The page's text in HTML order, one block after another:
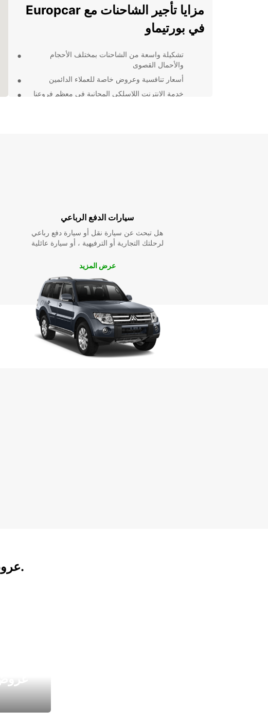
مزايا تأجير الشاحنات مع Europcar
في بورتيماو
تشكيلة واسعة من الشاحنات بمختلف الأحجام
والأحمال القصوى
أسعار تنافسية وعروض خاصة للعملاء الدائمين
خدمة الانترنت اللاسلكي المجانية في معظم فروعنا
سواء كنت تحتاج إلى شاحنة لنقل البضائع الكبيرة أو الصغيرة،
يمكنك الاعتماد على Europcar لتوفير الحلول المثالية. اختر
خدمتنا اليوم واستمتع بتجربة تأجير مريحة وموثوقة في بورتيماو.
سيارات الدفع الرباعي
هل تبحث عن سيارة نقل أو سيارة دفع رباعي
لرحلتك التجارية أو الترفيهية ، أو سيارة عائلية
عرض المزيد
عروض تأجير السيارات وتأجير الشاحنات اليوم.